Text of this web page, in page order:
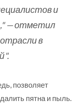
и
— отметил
в
позволяет
пятна и пыль.